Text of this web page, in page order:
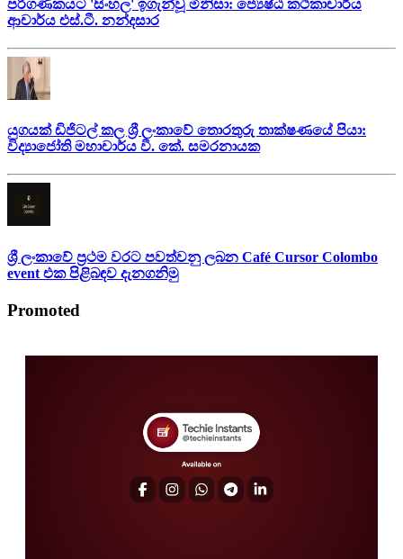
පරිගණකයට 'සිංහල' ඉගැන්වූ මිනිසා: ජ්‍යෙෂ්ඨ කථිකාචාර්ය
ආචාර්ය එස්.ටී. නන්දසාර
යුගයක් ඩිජිටල් කල ශ්‍රී ලංකාවේ තොරතුරු තාක්ෂණයේ පියා:
විද්‍යාජෝති මහාචාර්ය වී. කේ. සමරනායක
ශ්‍රී ලංකාවේ ප්‍රථම වරට පවත්වනු ලබන Café Cursor Colombo
event එක පිළිබඳව දැනගනිමු
Promoted